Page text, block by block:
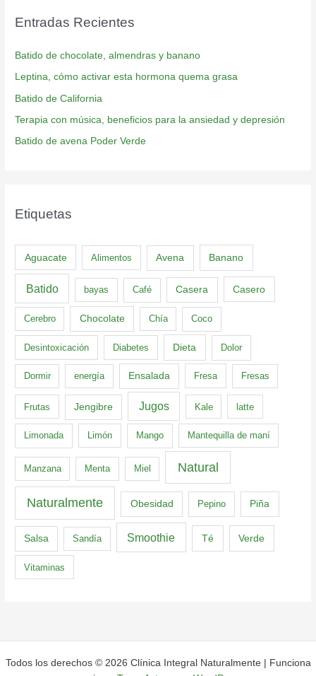
Entradas Recientes
Batido de chocolate, almendras y banano
Leptina, cómo activar esta hormona quema grasa
Batido de California
Terapia con música, beneficios para la ansiedad y depresión
Batido de avena Poder Verde
Etiquetas
Aguacate Alimentos Avena Banano
Batido bayas Café Casera Casero
Cerebro Chocolate Chía Coco
Desintoxicación Diabetes Dieta Dolor
Dormir energía Ensalada Fresa Fresas
Frutas Jengibre Jugos Kale latte
Limonada Limón Mango Mantequilla de maní
Manzana Menta Miel Natural
Naturalmente Obesidad Pepino Piña
Salsa Sandía Smoothie Té Verde
Vitaminas
Todos los derechos © 2026 Clínica Integral Naturalmente | Funciona